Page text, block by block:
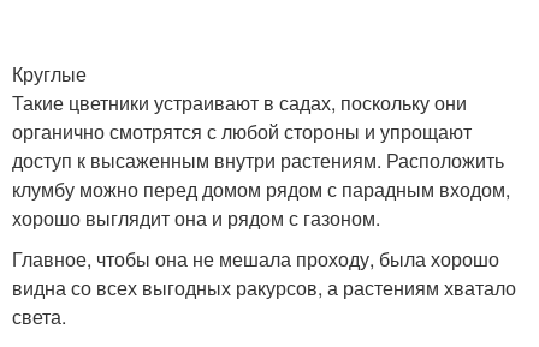
Круглые
Такие цветники устраивают в садах, поскольку они
органично смотрятся с любой стороны и упрощают
доступ к высаженным внутри растениям. Расположить
клумбу можно перед домом рядом с парадным входом,
хорошо выглядит она и рядом с газоном.
Главное, чтобы она не мешала проходу, была хорошо
видна со всех выгодных ракурсов, а растениям хватало
света.